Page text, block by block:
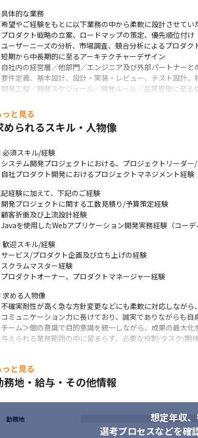
体的な業務
希望やご経験をもとに以下業務の中から柔軟に設計させてい
プロダクト戦略の立案、ロードマップの策定、優先順位付け
ユーザーニーズの分析、市場調査、競合分析によるプロダク
短期から中長期的に至るアーキテクチャーデザイン
自社内の経営層／他部門／エンジニア及び外部パートナー
要件定義、基本設計、設計・実装・レビュー、テスト設計、
開発工程／開発スケジュール／開発ルール／品質管理に至
集背景
プロダクト構想や開発はすでに複数進んでいる状況ですが
で、新規でPMをお招きすることにより、プロダクト開発
た、現状はバックエンド/フロントエンドなど縦割りで個別
織で浸透させていきたいと考えているため、経験や知見があ
事の魅力
新規SaaSプロダクト開発を目指す組織であり、toB/toC問
新規プロダクト開発に対しては着手前からファーストユー
ユーザーとの距離感が近いため、ユーザーの声を反映した
ロジェクトマネジメントや、課題解決力だけでなく、プ
任せするシステム例
公共向け新規システム（DX中心）
記の他にも、中長期的に健康関連のアプリケーションの開
規事業で詳しく記載ができないため、詳しくは面談でお話
発環境（一例）
発言語・ライブラリ／フレームワーク
、PostgreSQL、Oracle
ンフラ
・GitHub
っと見る
められるスキル・人物像
須スキル/経験
システム開発プロジェクトにおける、プロジェクトリーダ
自社プロダクト開発におけるプロジェクトマネジメント経験
経験に加えて、下記のご経験
開発プロジェクトに関する工数見積り/予算策定経験
顧客折衝及び上流設計経験
Javaを使用したWebアプリケーション開発実務経験（コー
迎スキル/経験
サービス/プロダクト企画及び立ち上げの経験
スクラムマスター経験
プロダクトオーナー、プロダクトマネージャー経験
める人物像
不確実耐性が高く急な方針変更などにも柔軟に対応しなが
コミュニケーション力に長けており、誠実でありながらも
チーム＞個の意識で目的意識を統一しながら、成果の最大
与えられる業務範囲の中に留まらず、必要な役割/タスク/期
っと見る
務地・給与・その他情報
想定年収、
選考プロセスなどを確
勤務地